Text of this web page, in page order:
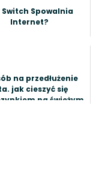
Switch Spowalnia
Internet?
na przedłużenie
jak cieszyć się
na świeżym